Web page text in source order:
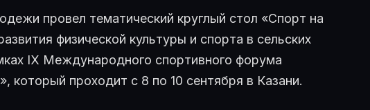
провел тематический круглый стол «Спорт на
физической культуры и спорта в сельских
IX Международного спортивного форума
который проходит с 8 по 10 сентября в Казани.